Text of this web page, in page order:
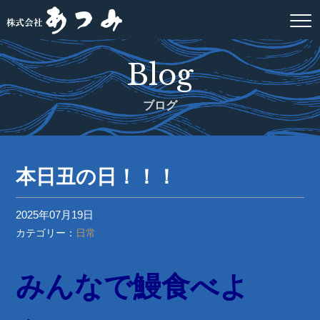
Blog
ブログ
本日丑の日！！！
2025年07月19日
カテゴリー： 日常
みんなで鰻食べよ